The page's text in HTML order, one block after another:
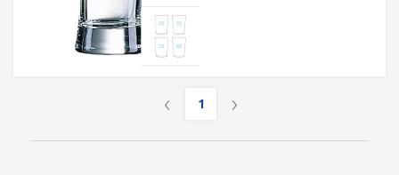
‹ 1 ›